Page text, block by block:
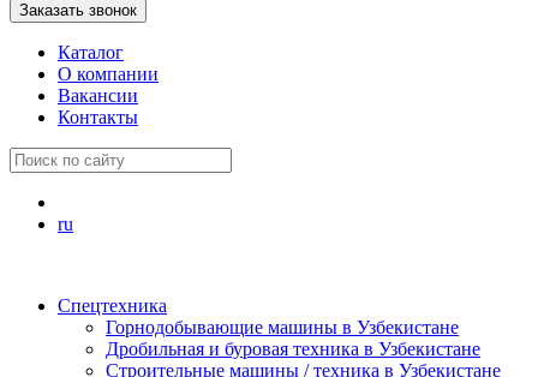
Заказать звонок
Каталог
О компании
Вакансии
Контакты
ru
Спецтехника
Горнодобывающие машины в Узбекистане
Дробильная и буровая техника в Узбекистане
Строительные машины / техника в Узбекистане